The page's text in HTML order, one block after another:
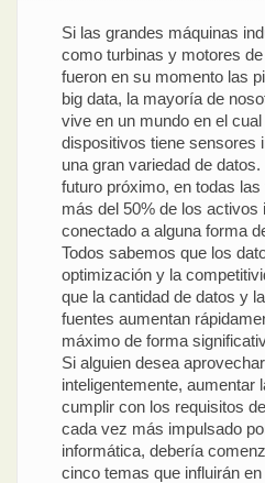
Si las grandes máquinas
como turbinas y motores
fueron en su momento las
big data, la mayoría de
vive en un mundo en el
dispositivos tiene sensores
una gran variedad de
futuro próximo, en todas
más del 50% de los activos
conectado a alguna forma
Todos sabemos que los
optimización y la
que la cantidad de datos y
fuentes aumentan
máximo de forma
Si alguien desea
inteligentemente, aumentar
cumplir con los requisitos
cada vez más impulsado
informática, debería
cinco temas que influirán